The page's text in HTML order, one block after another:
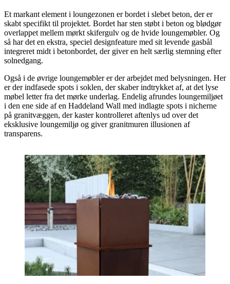
Et markant element i loungezonen er bordet i slebet beton, der er
skabt specifikt til projektet. Bordet har sten støbt i beton og blødgør
overlappet mellem mørkt skifergulv og de hvide loungemøbler. Og
så har det en ekstra, speciel designfeature med sit levende gasbål
integreret midt i betonbordet, der giver en helt særlig stemning efter
solnedgang.
Også i de øvrige loungemøbler er der arbejdet med belysningen. Her
er der indfasede spots i soklen, der skaber indtrykket af, at det lyse
møbel letter fra det mørke underlag. Endelig afrundes loungemiljøet
i den ene side af en Haddeland Wall med indlagte spots i nicherne
på granitvæggen, der kaster kontrolleret aftenlys ud over det
eksklusive loungemiljø og giver granitmuren illusionen af
transparens.